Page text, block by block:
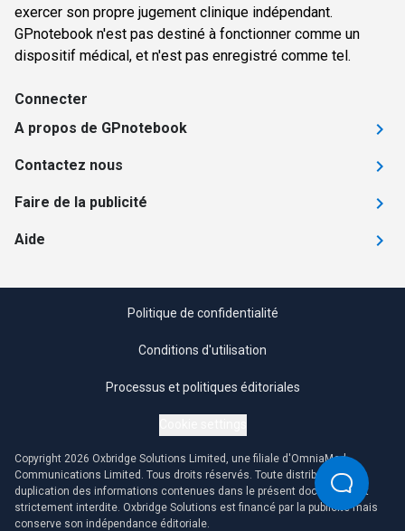
exercer son propre jugement clinique indépendant.
GPnotebook n'est pas destiné à fonctionner comme un
dispositif médical, et n'est pas enregistré comme tel.
Connecter
A propos de GPnotebook
Contactez nous
Faire de la publicité
Aide
Politique de confidentialité
Conditions d'utilisation
Processus et politiques éditoriales
Copyright 2026 Oxbridge Solutions Limited, une filiale d'OmniaMed
Communications Limited. Tous droits réservés. Toute distribution ou
duplication des informations contenues dans le présent document est
strictement interdite. Oxbridge Solutions est financé par la publicité mais
conserve son indépendance éditoriale.